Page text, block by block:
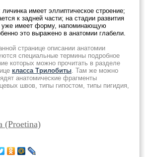
личинка имеет эллиптическое строение;
к задней части; на стадии развития
уже имеет форму, напоминающую
это выражено в анатомии глабели.
странице описании анатомии
специальные термины подробное
которых можно прочитать в разделе
класса Трилобиты. Там же можно
анатомические фрагменты
швов, типы гипостом, типы пигидия,
(Proetina)